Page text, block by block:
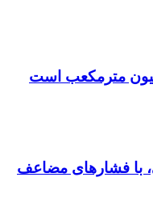
با فشارهای مضاعف